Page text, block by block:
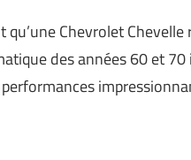
Chevrolet
des années 60 et 70